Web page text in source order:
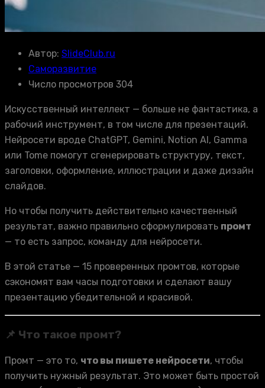
Автор: SlideClub.ru
Саморазвитие
Число просмотров 304
Искусственный интеллект — больше не фантастика, а
рабочий инструмент, в том числе для презентаций.
Нейросети вроде ChatGPT, Gemini, Notion AI, Gamma
или Tome помогут сгенерировать структуру, текст,
заголовки, оформление, иллюстрации и даже дизайн
слайдов.
Но чтобы получить действительно качественный
результат, важно правильно сформулировать промт
— то есть запрос, команду для нейросети.
В этой статье — 15 проверенных промтов, которые
сэкономят вам часы подготовки и сделают вашу
презентацию убедительной и красивой.
📌 Что такое промт?
Промт — это то, что вы пишете нейросети, чтобы
получить нужный результат. Это может быть простой